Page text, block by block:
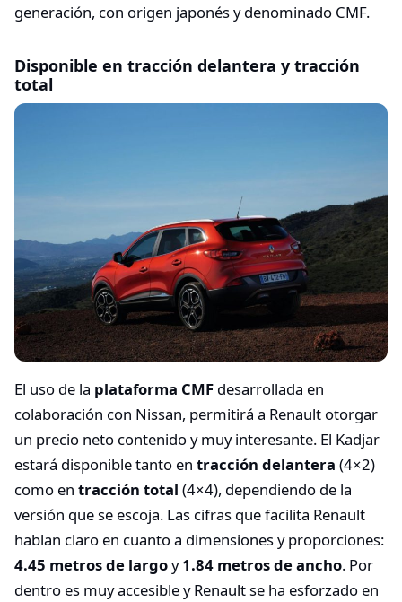
generación, con origen japonés y denominado CMF.
Disponible en tracción delantera y tracción
total
El uso de la plataforma CMF desarrollada en
colaboración con Nissan, permitirá a Renault otorgar
un precio neto contenido y muy interesante. El Kadjar
estará disponible tanto en tracción delantera (4×2)
como en tracción total (4×4), dependiendo de la
versión que se escoja. Las cifras que facilita Renault
hablan claro en cuanto a dimensiones y proporciones:
4.45 metros de largoy1.84 metros de ancho. Por
dentro es muy accesible y Renault se ha esforzado en